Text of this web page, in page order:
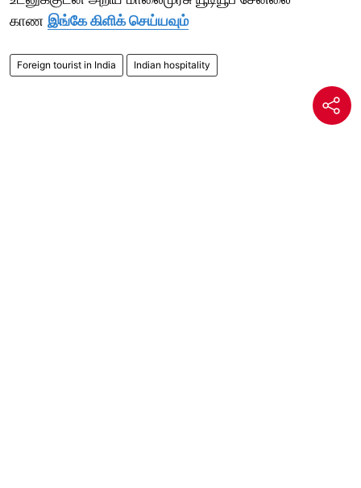
காண இங்கே கிளிக் செய்யவும்
Foreign tourist in India Indian hospitality